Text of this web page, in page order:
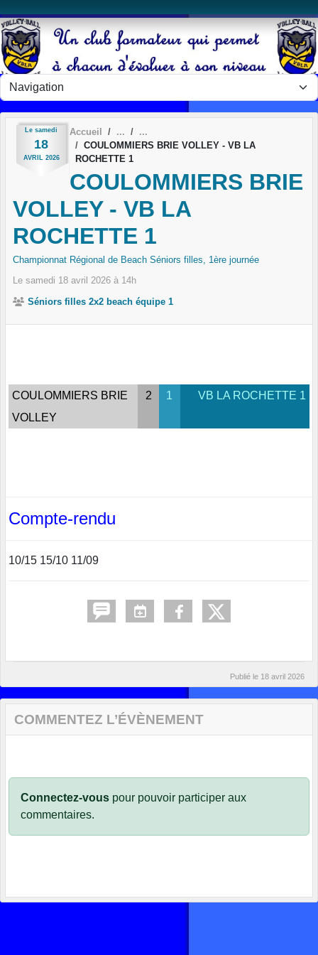
Le samedi
18
AVRIL 2026
Accueil
COULOMMIERS BRIE VOLLEY - VB LA
ROCHETTE 1
COULOMMIERS BRIE
VOLLEY - VB LA
ROCHETTE 1
Championnat Régional de Beach Séniors filles, 1ère journée
Le samedi 18 avril 2026 à 14h
Séniors filles 2x2 beach équipe 1
COULOMMIERS BRIE
VOLLEY
2 1 VB LA ROCHETTE 1
Compte-rendu
10/15 15/10 11/09
Publié le 18 avril 2026
COMMENTEZ L’ÉVÈNEMENT
Connectez-vous pour pouvoir participer aux
commentaires.